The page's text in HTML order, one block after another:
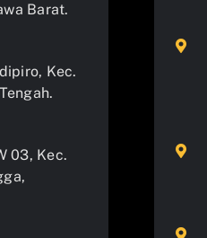
Barat.
Kec.
03, Kec.